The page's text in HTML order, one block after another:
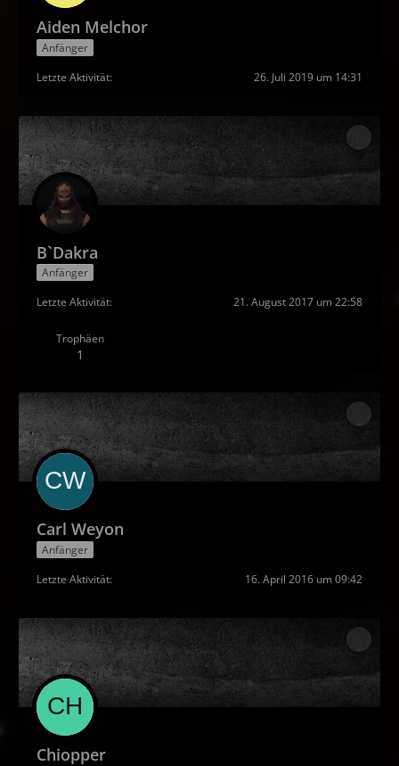
Aiden Melchor
Anfänger
Letzte Aktivität
26. Juli 2019 um 14:31
B`Dakra
Anfänger
Letzte Aktivität
21. August 2017 um 22:58
Trophäen
1
Carl Weyon
Anfänger
Letzte Aktivität
16. April 2016 um 09:42
Chiopper